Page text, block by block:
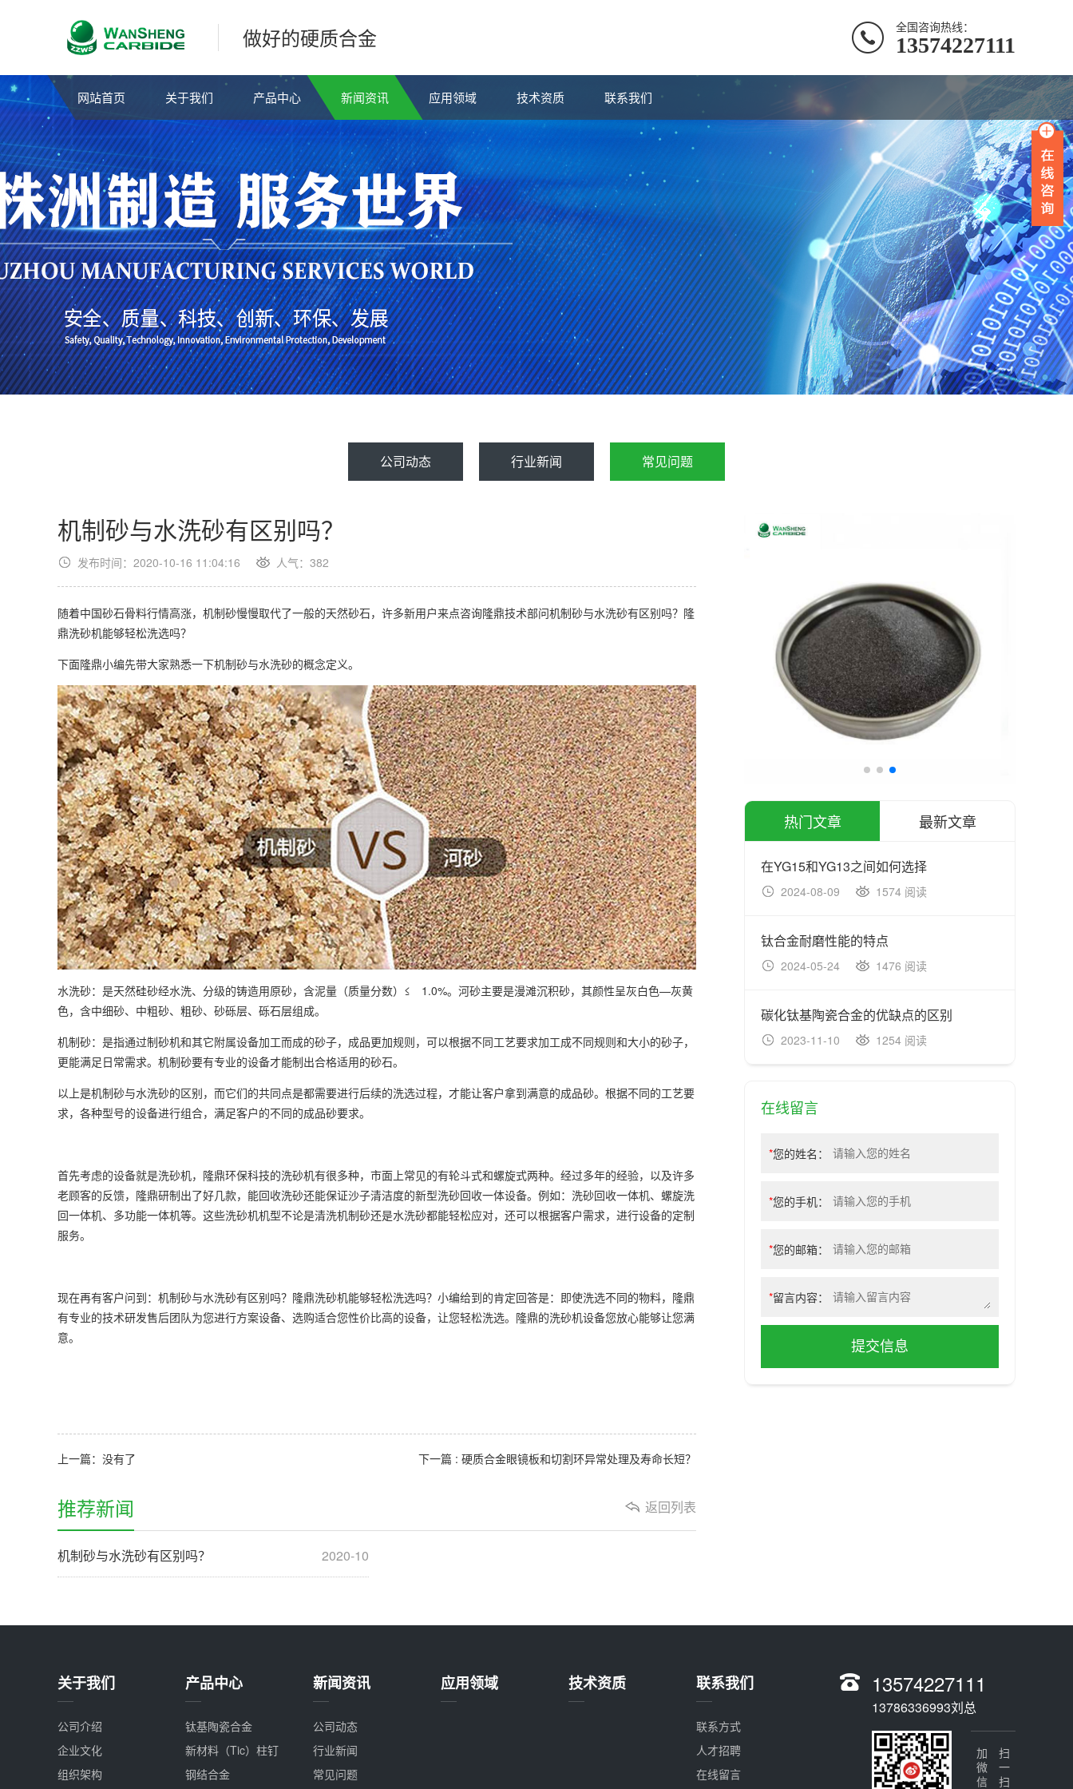
做好的硬质合金 全国咨询热线：
13574227111
网站首页 关于我们 产品中心 新闻资讯 应用领域 技术资质 联系我们
公司动态 行业新闻 常见问题
机制砂与水洗砂有区别吗？
发布时间：2020-10-16 11:04:16 人气： 382
随着中国砂石骨料行情高涨，机制砂慢慢取代了一般的天然砂石，许多新用户来点咨询隆鼎技术部问机制砂与水洗砂有区别吗？隆
鼎洗砂机能够轻松洗选吗？
下面隆鼎小编先带大家熟悉一下机制砂与水洗砂的概念定义。
水洗砂：是天然硅砂经水洗、分级的铸造用原砂，含泥量（质量分数）≤ 1.0%。河砂主要是漫滩沉积砂，其颜性呈灰白色—灰黄
色，含中细砂、中粗砂、粗砂、砂砾层、砾石层组成。
机制砂：是指通过制砂机和其它附属设备加工而成的砂子，成品更加规则，可以根据不同工艺要求加工成不同规则和大小的砂子，
更能满足日常需求。机制砂要有专业的设备才能制出合格适用的砂石。
以上是机制砂与水洗砂的区别，而它们的共同点是都需要进行后续的洗选过程，才能让客户拿到满意的成品砂。根据不同的工艺要
求，各种型号的设备进行组合，满足客户的不同的成品砂要求。
首先考虑的设备就是洗砂机，隆鼎环保科技的洗砂机有很多种，市面上常见的有轮斗式和螺旋式两种。经过多年的经验，以及许多
老顾客的反馈，隆鼎研制出了好几款，能回收洗砂还能保证沙子清洁度的新型洗砂回收一体设备。例如：洗砂回收一体机、螺旋洗
回一体机、多功能一体机等。这些洗砂机机型不论是清洗机制砂还是水洗砂都能轻松应对，还可以根据客户需求，进行设备的定制
服务。
现在再有客户问到：机制砂与水洗砂有区别吗？隆鼎洗砂机能够轻松洗选吗？小编给到的肯定回答是：即使洗选不同的物料，隆鼎
有专业的技术研发售后团队为您进行方案设备、选购适合您性价比高的设备，让您轻松洗选。隆鼎的洗砂机设备您放心能够让您满
意。
上一篇：没有了 下一篇 : 硬质合金眼镜板和切割环异常处理及寿命长短？
返回列表
推荐新闻
2020-10
机制砂与水洗砂有区别吗？
热门文章 最新文章
在YG15和YG13之间如何选择
2024-08-09 1574 阅读
钛合金耐磨性能的特点
2024-05-24 1476 阅读
碳化钛基陶瓷合金的优缺点的区别
2023-11-10 1254 阅读
在线留言
*您的姓名：
*您的手机：
*您的邮箱：
*留言内容：
提交信息
关于我们
公司介绍
企业文化
组织架构
产品中心
钛基陶瓷合金
新材料（Tic）柱钉
钢结合金
新闻资讯
公司动态
行业新闻
常见问题
应用领域 技术资质 联系我们
联系方式
人才招聘
在线留言
13574227111
13786336993刘总
扫一扫
加微信